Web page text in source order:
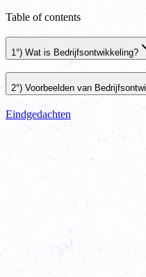
Table of contents
1°) Wat is Bedrijfsontwikkeling?
2°) Voorbeelden van
Eindgedachten